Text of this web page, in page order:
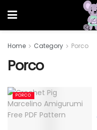
Home Category Porco
Porco
PORCO